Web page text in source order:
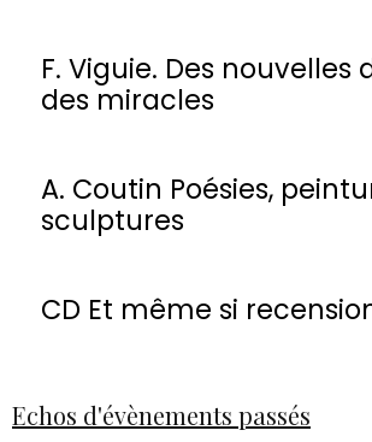
F. Viguie. Des nouvelles
des miracles
A. Coutin Poésies,
sculptures
CD Et même si
Echos d'évènements passés